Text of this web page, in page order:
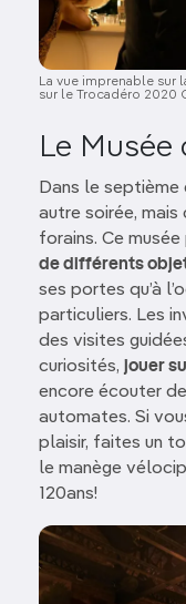
La vue imprenable sur
sur le Trocadéro 2020
Le
Dans le septième
autre soirée,
forains. Ce
de différents
ses portes qu’à
particuliers. Les
des visites
curiosités, jouer
encore écouter
automates. Si
plaisir, faites un
le manège
120ans!
Image